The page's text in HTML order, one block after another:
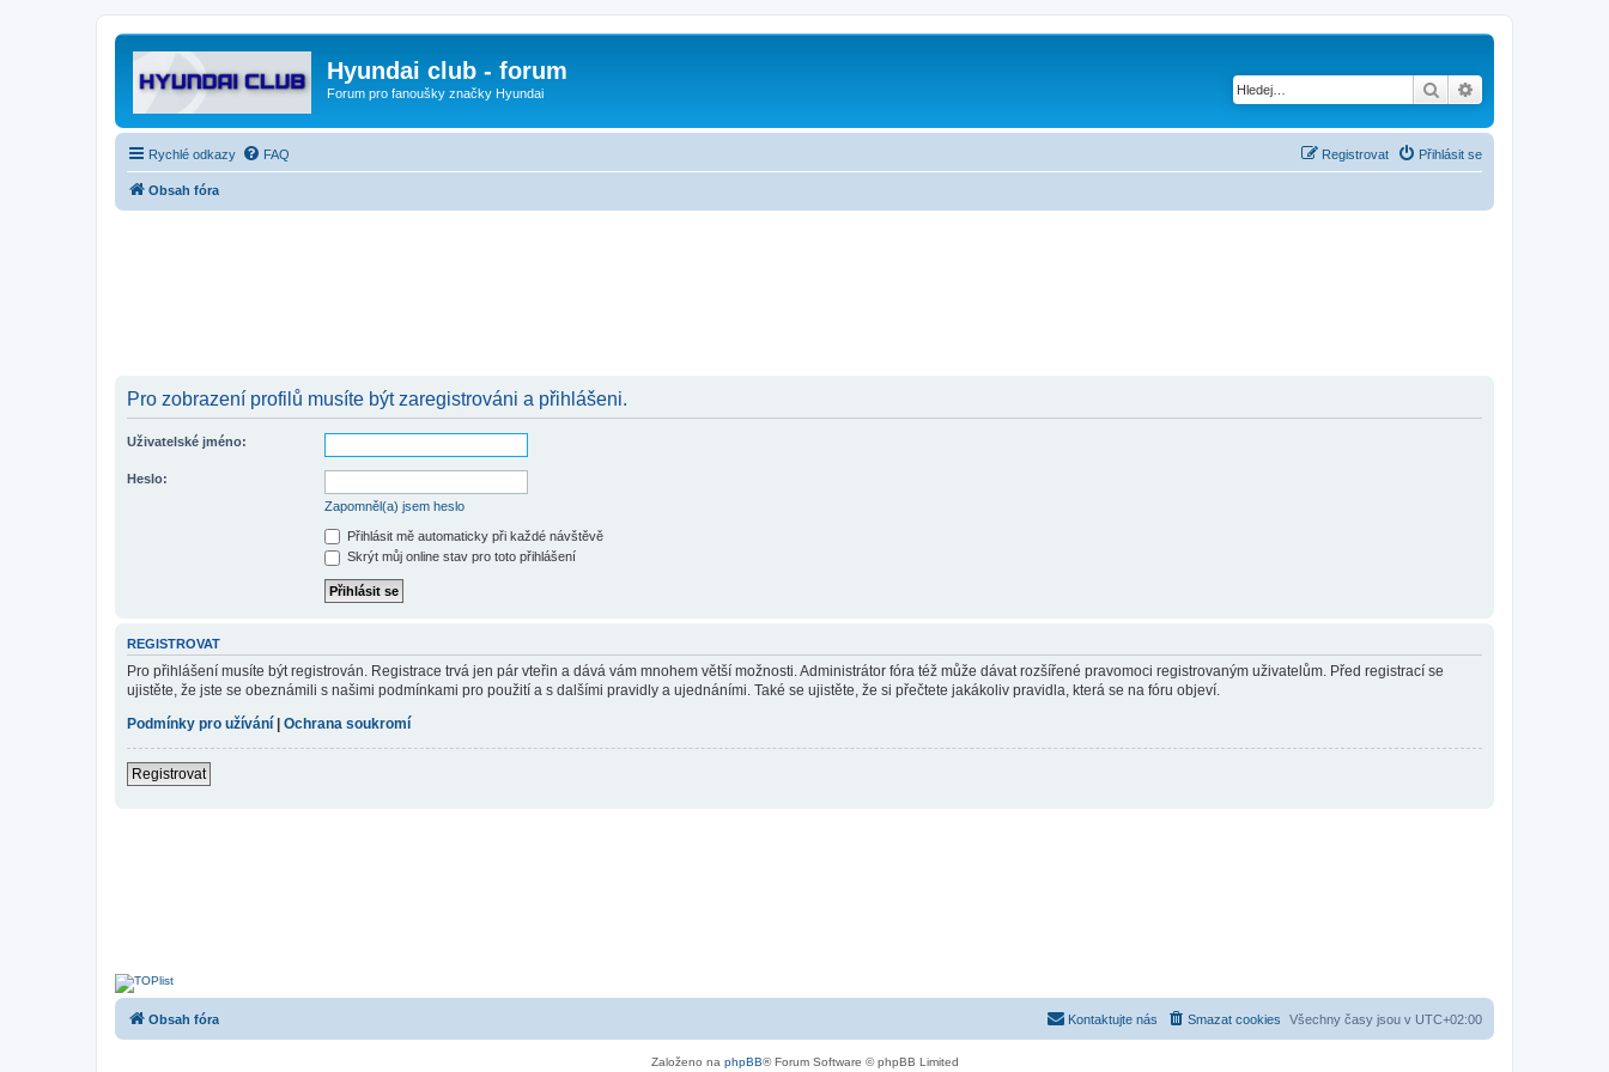
Hyundai club - forum
Forum pro fanoušky značky Hyundai Hledat
Rychlé odkazy FAQ Přihlásit se
Registrovat
Obsah fóra
Pro zobrazení profilů musíte být zaregistrováni a přihlášeni.
Uživatelské jméno:
Heslo:
Zapomněl(a) jsem heslo
Přihlásit mě automaticky při každé návštěvě
Skrýt můj online stav pro toto přihlášení
REGISTROVAT
Pro přihlášení musíte být registrován. Registrace trvá jen pár vteřin a dává vám mnohem větší možnosti. Administrátor fóra též může dávat rozšířené pravomoci registrovaným uživatelům. Před registrací se
ujistěte, že jste se obeznámili s našimi podmínkami pro použití a s dalšími pravidly a ujednáními. Také se ujistěte, že si přečtete jakákoliv pravidla, která se na fóru objeví.
Podmínky pro užívání
Ochrana soukromí
Registrovat
Obsah fóra Všechny časy jsou v UTC+02:00
Smazat cookies
Kontaktujte nás
Založeno na phpBB® Forum Software © phpBB Limited